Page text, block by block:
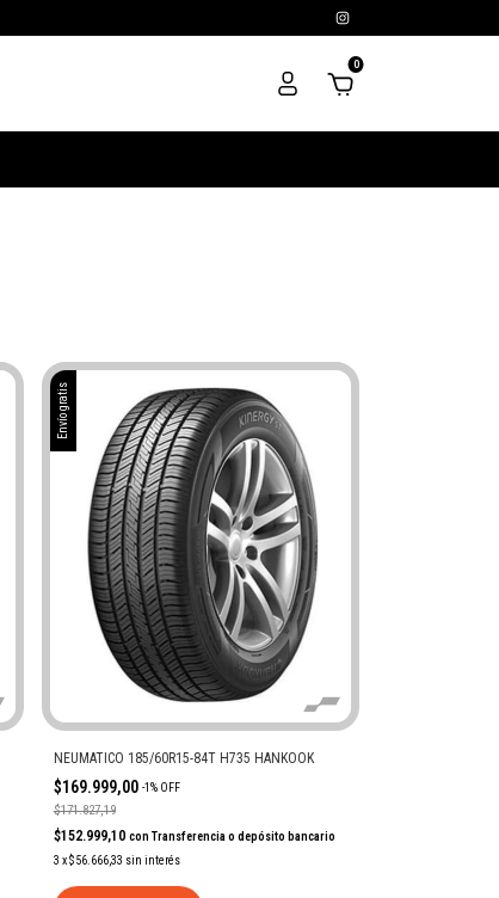
0
Envío gratis
NEUMATICO 185/60R15-84T H735 HANKOOK
$169.999,00 -1% OFF
$171.827,19
$152.999,10 con Transferencia o depósito bancario
3 x$56.666,33 sin interés